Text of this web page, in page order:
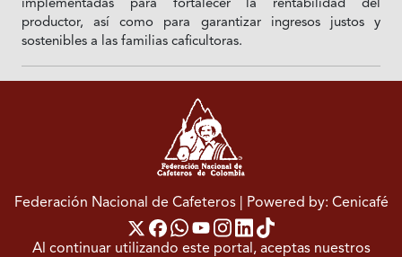
implementadas para fortalecer la rentabilidad del
productor, así como para garantizar ingresos justos y
sostenibles a las familias caficultoras.
Federación Nacional de Cafeteros | Powered by: Cenicafé
Al continuar utilizando este portal, aceptas nuestros